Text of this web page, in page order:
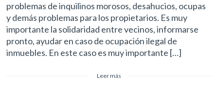
problemas de inquilinos morosos, desahucios, ocupas
y demás problemas para los propietarios. Es muy
importante la solidaridad entre vecinos, informarse
pronto, ayudar en caso de ocupación ilegal de
inmuebles. En este caso es muy importante […]
Leer más